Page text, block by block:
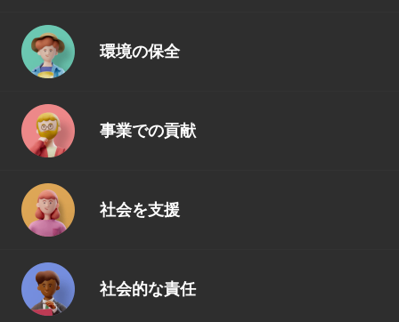
環境の保全
事業での貢献
社会を支援
社会的な責任